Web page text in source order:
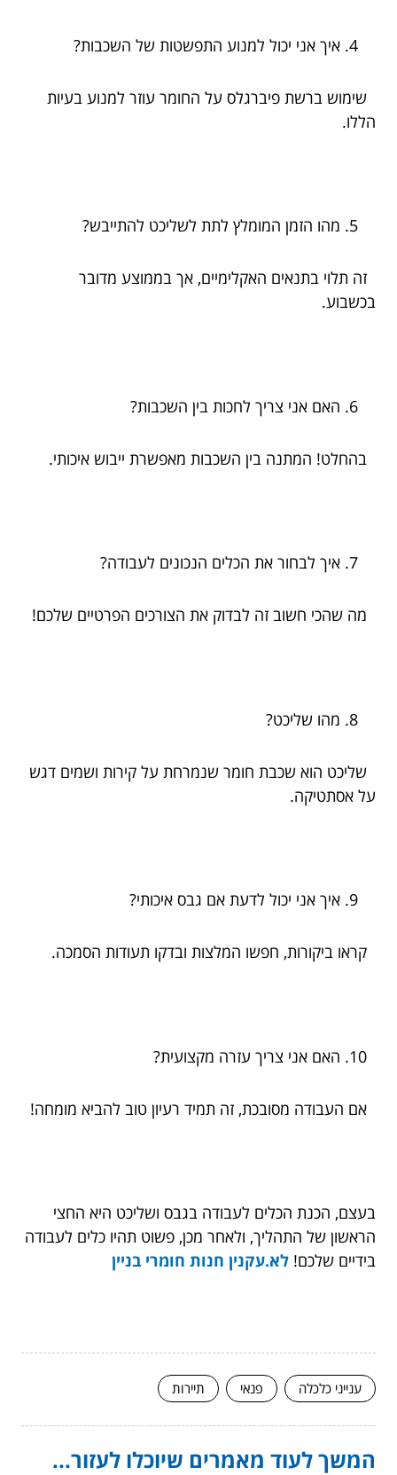
איך אני יכול למנוע התפשטות של השכבות?
שימוש ברשת פיברגלס על החומר עוזר למנוע בעיות
הללו.
מהו הזמן המומלץ לתת לשליכט להתייבש?
זה תלוי בתנאים האקלימיים, אך בממוצע מדובר
בכשבוע.
האם אני צריך לחכות בין השכבות?
בהחלט! המתנה בין השכבות מאפשרת ייבוש איכותי.
איך לבחור את הכלים הנכונים לעבודה?
מה שהכי חשוב זה לבדוק את הצורכים הפרטיים שלכם!
מהו שליכט?
שליכט הוא שכבת חומר שנמרחת על קירות ושמים דגש
על אסתטיקה.
איך אני יכול לדעת אם גבס איכותי?
קראו ביקורות, חפשו המלצות ובדקו תעודות הסמכה.
האם אני צריך עזרה מקצועית?
אם העבודה מסובכת, זה תמיד רעיון טוב להביא מומחה!
בעצם, הכנת הכלים לעבודה בגבס ושליכט היא החצי
הראשון של התהליך, ולאחר מכן, פשוט תהיו כלים לעבודה
בידיים שלכם! לא.עקנין חנות חומרי בניין
ענייני כלכלה פנאי תיירות
המשך לעוד מאמרים שיוכלו לעזור...